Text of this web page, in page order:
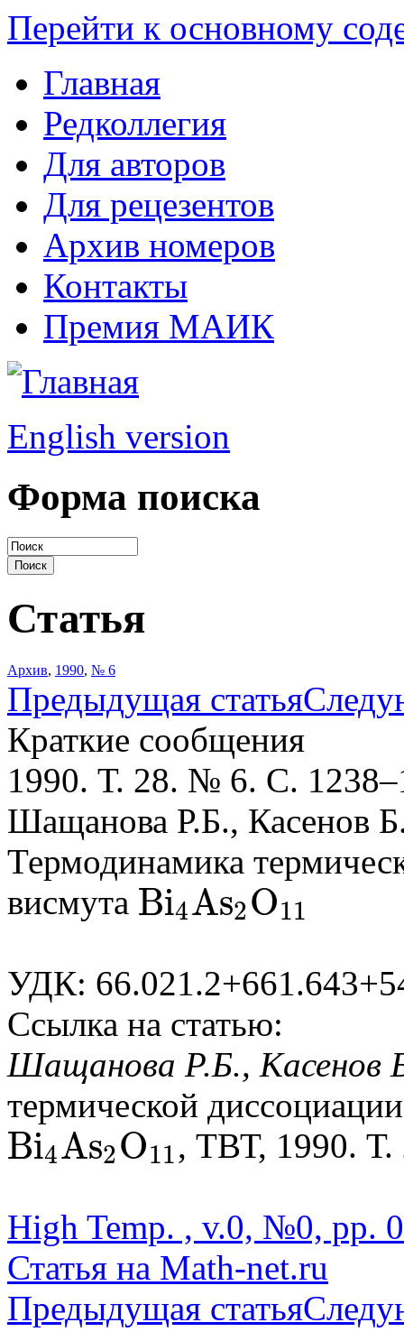
Перейти к основному
Главная
Редколлегия
Для авторов
Для рецезентов
Архив номеров
Контакты
Премия МАИК
English version
Форма поиска
Статья
Архив, 1990, № 6
Предыдущая статья
Краткие сообщения
1990. Т. 28. № 6. С.
Шащанова Р.Б., Касенов
Термодинамика
висмута Bi4As2O11
Bi4As2O11
УДК:
Ссылка на статью:
Шащанова Р.Б., Касенов
термической
Bi4As2O11
Bi4As2O11 , ТВТ, 1990.
High Temp. , v.0, №0, pp.
Статья на Math-net.ru
Предыдущая статья